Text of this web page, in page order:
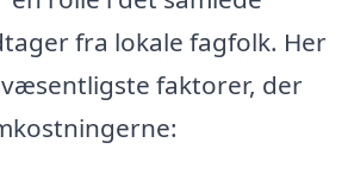
fra lokale fagfolk. Her
faktorer, der